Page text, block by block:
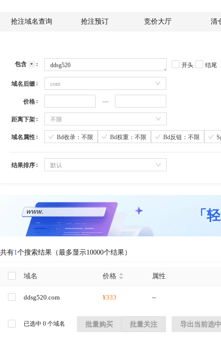
抢注域名查询 抢注预订 竞价大厅 清
包含 开头 结尾
域名后缀 com
价格
距离下架 不限
域名属性 Bd收录：不限 Bd权重：不限 Bd反链：不限
结果排序 默认
「
共有1个搜索结果（最多显示10000个结果）
域名 价格 属性
ddsg520.com ¥333 --
已选中 0 个域名 批量购买 批量关注 导出当前选中